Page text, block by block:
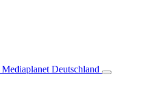
Mediaplanet Deutschland